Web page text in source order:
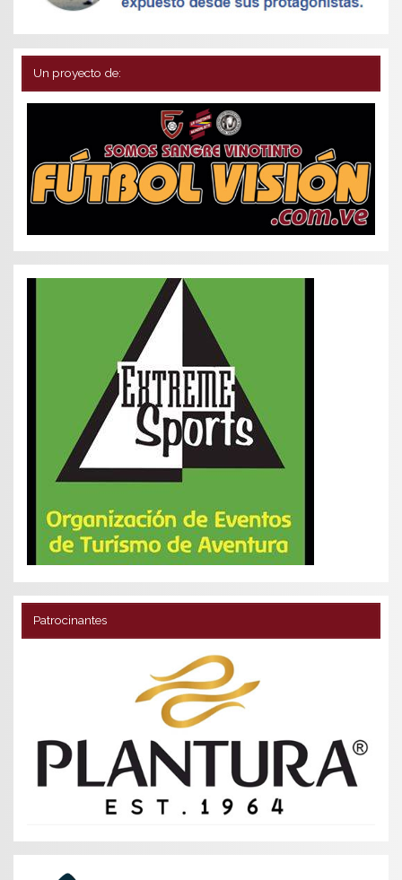
Un proyecto de:
Patrocinantes